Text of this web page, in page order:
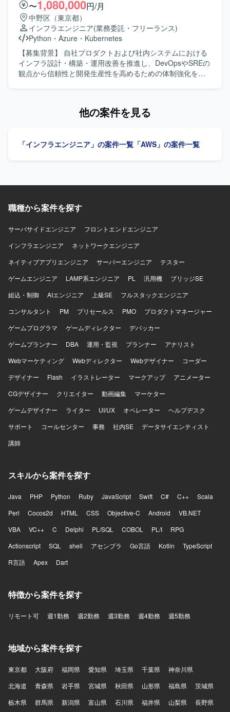
GCP 基盤：EKS + マネージドサービス 言語：Go / React な
ど（予定） その他：マイクロサービス、データ処理設計 な
ど
のある基盤づくり、監視・オブザーバビリティ基盤の整備
を通じて、属人化しない運用体制を組織に根付かせていた
だきます。 Azureを中心としたクラウドインフラの設計、
構築、運用を行っていただきます。 IaC（Infrastructure as
Code）の推進を行っていただきます。 Pythonによる運用自
動化ツールの開発を行っていただきます。 CI/CDパイプラ
インの構築、運用を行っていただきます。 システムの監
/ SLO の導入、運用によるシステム信頼性の指標化と改善を
構築、運用改善を自律的にリードし、開発チームと協調し
たクラウドインフラやIaC、監視・オブザーバビリティなど
す。 【開発環境】 Azureを中心としたクラウドインフラ、
理、可用性ゾーン・リージョンの冗長化、Front Doorによ
監視とアラートのコード化、PITRによるバックアップ・リ
ストア運用などの環境でご参画いただきます。
〜1,080,000円/月
中野区（東京都）
インフラエンジニア(業務委託・フリーランス)
Python ・ Azure ・ Kubernetes
【募集背景】 自社プロダクトおよび社内システムにおける
インフラ設計・構築・運用改善を推進し、DevOpsやSREの
観点から信頼性と開発生産性を高めるための体制強化を行
満たしながら、開発チームが迅速かつ安全にデプロイでき
バビリティ基盤の整備を通じて、属人化しない運用体制を
チームと連携しながら、信頼性向上とデリバリー速度の両
の魅力】 自社プロダクトと社内システムの双方に関わりな
SRE領域全般をリードできるポジションです。会計データ
て、信頼性工学や運用自動化のスキルを幅広く身につけて
いただけます。 【開発環境】 Azureを中心としたクラウド
インフラ、Terraformによる全環境のコード管理、Front
Doorを用いた負荷分散、Azure Monitor / Application
バックアップ・リストア運用などの環境で作業していただ
きます。
他の案件を見る
「インフラエンジニア」の案件一覧 「AWS」の案件一覧
職種から案件を探す
サーバサイドエンジニア
フロントエンドエンジニア
インフラエンジニア
ネットワークエンジニア
ネイティブアプリエンジニア
サーバーエンジニア
テスター
ゲームエンジニア
LAMP系エンジニア PL 汎用機
ブリッジSE
組込・制御
AIエンジニア 上級SE
フルスタックエンジニア
コンサルタント
PM プリセールス PMO
プロダクトマネージャー
ゲームプログラマ
ゲームディレクター
デバッカー
ゲームプランナー
DBA 運用・監視 プランナー
アナリスト
Webマーケティング
Webディレクター Webデザイナー
コーダー
デザイナー
Flash イラストレーター マークアップ
アニメーター
CGデザイナー
クリエイター 動画編集
マーケター
ゲームデザイナー
ライター UI/UX オペレーター
ヘルプデスク
サポート
コールセンター 事務 社内SE
データサイエンティスト
講師
スキルから案件を探す
Java PHP Python Ruby JavaScript Swift C# C++
Scala
Perl
Cocos2d HTML CSS Objective-C Android
VB.NET
VBA
VC++ C Delphi PL/SQL COBOL PL/I
RPG
Actionscript
SQL shell アセンブラ Go言語 Kotlin
TypeScript
R言語
Apex Dart
特徴から案件を探す
リモート可 週1勤務 週2勤務 週3勤務 週4勤務 週5勤務
地域から案件を探す
東京都 大阪府 福岡県 愛知県 埼玉県 千葉県
神奈川県
北海道
青森県 岩手県 宮城県 秋田県 山形県 福島県
茨城県
栃木県
群馬県 新潟県 富山県 石川県 福井県 山梨県 長野県